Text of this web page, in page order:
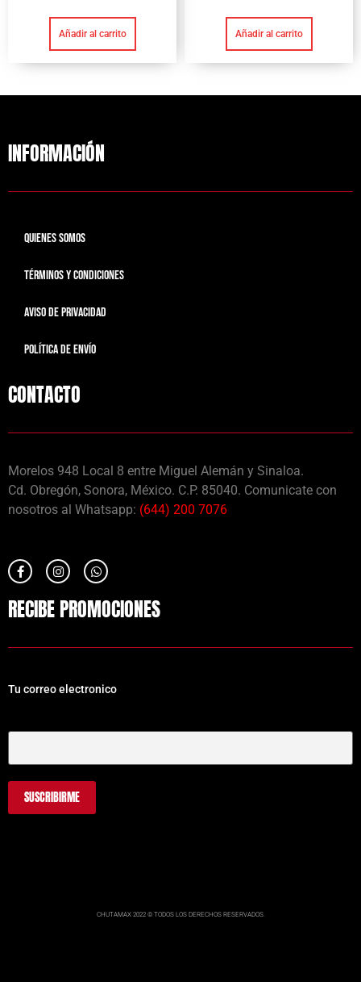
Añadir al carrito Añadir al carrito
INFORMACIÓN
QUIENES SOMOS
TÉRMINOS Y CONDICIONES
AVISO DE PRIVACIDAD
POLÍTICA DE ENVÍO
CONTACTO
Morelos 948 Local 8 entre Miguel Alemán y Sinaloa.
Cd. Obregón, Sonora, México. C.P. 85040. Comunicate con
nosotros al Whatsapp: (644) 200 7076
RECIBE PROMOCIONES
Tu correo electronico
CHUTAMAX 2022 © TODOS LOS DERECHOS RESERVADOS.